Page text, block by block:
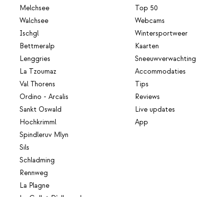
Melchsee
Walchsee
Ischgl
Bettmeralp
Lenggries
La Tzoumaz
Val Thorens
Ordino - Arcalis
Sankt Oswald
Hochkrimml
Spindleruv Mlyn
Sils
Schladming
Rennweg
La Plagne
Top 50
Webcams
Wintersportweer
Kaarten
Sneeuwverwachting
Accommodaties
Tips
Reviews
Live updates
App